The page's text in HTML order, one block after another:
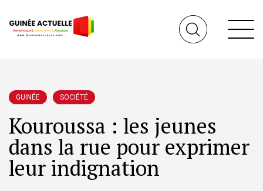
GUINÉE SOCIÉTÉ
Kouroussa : les jeunes
dans la rue pour exprimer
leur indignation